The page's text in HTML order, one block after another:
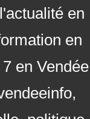
en
en
en Vendée